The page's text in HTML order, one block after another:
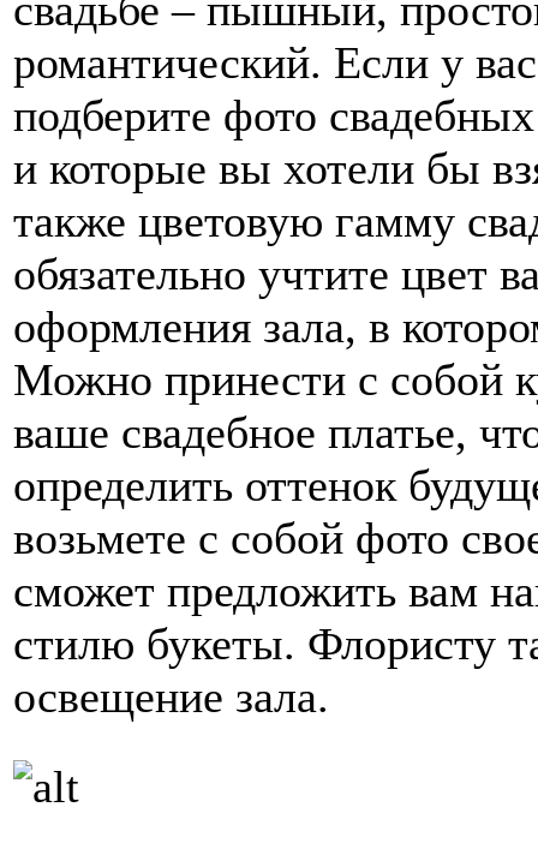
романтический. Если у
подберите фото
и которые вы хотели бы
также цветовую гамму
обязательно учтите цвет
оформления зала, в
Можно принести с собой
ваше свадебное платье,
определить оттенок
возьмете с собой фото
сможет предложить вам
стилю букеты. Флористу
освещение зала.